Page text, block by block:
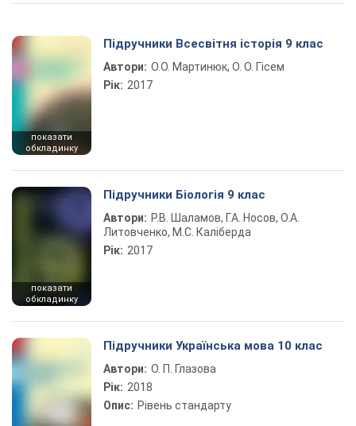
показати
обкладинку
Підручники Всесвітня історія 9 клас
Автори: О.О. Мартинюк, О. О. Гісем
Рік: 2017
показати
обкладинку
Підручники Біологія 9 клас
Автори: Р.В. Шаламов, Г.А. Носов, О.А.
Литовченко, М.С. Каліберда
Рік: 2017
Підручники Українська мова 10 клас
Автори: О. П. Глазова
Рік: 2018
Опис: Рівень стандарту